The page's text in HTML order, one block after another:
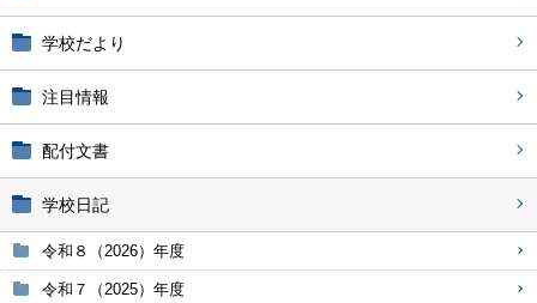
学校だより
注目情報
配付文書
学校日記
令和８（2026）年度
令和７（2025）年度